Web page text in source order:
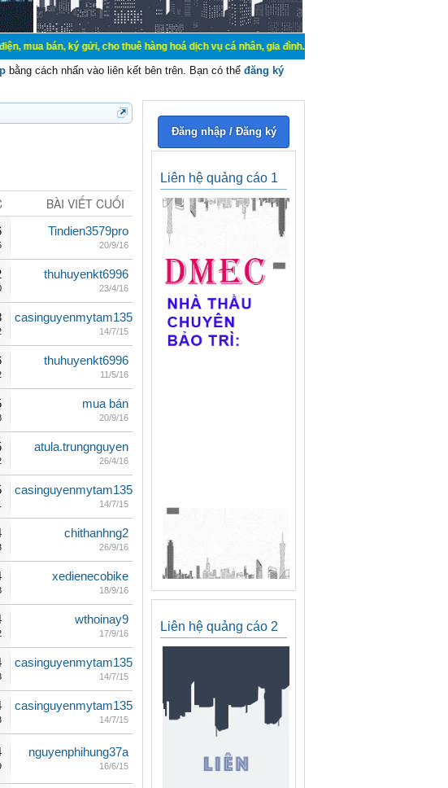
gửi, cho thuê hàng hoá dịch vụ cá nhân, gia đình. Mua bán, ký gửi, cho thuê thiết bị hệ
bằng cách nhấn vào liên kết bên trên. Bạn có thể đăng ký
BÀI VIẾT CUỐI
Tindien3579pro
20/9/16
thuhuyenkt6996
23/4/16
casinguyenmytam135
14/7/15
thuhuyenkt6996
11/5/16
mua bán
20/9/16
atula.trungnguyen
26/4/16
casinguyenmytam135
14/7/15
chithanhng2
26/9/16
xedienecobike
18/9/16
wthoinay9
17/9/16
casinguyenmytam135
14/7/15
casinguyenmytam135
14/7/15
nguyenphihung37a
16/6/15
Đăng nhập / Đăng ký
Liên hệ quảng cáo 1
Liên hệ quảng cáo 2